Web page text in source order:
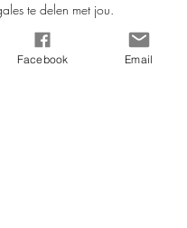
te delen met jou.
goed te volgen zijn,
geen pré.
afvragen of deze les ook
Facebook Email